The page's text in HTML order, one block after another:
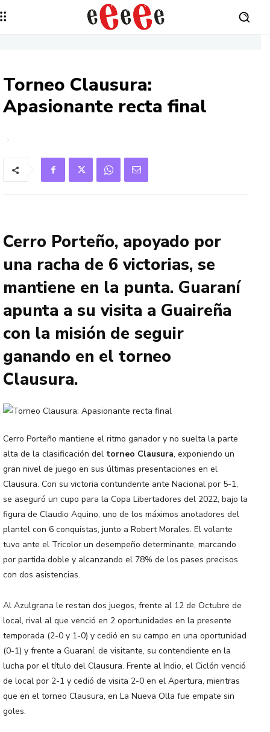
Torneo Clausura:
Apasionante recta final
Cerro Porteño, apoyado por
una racha de 6 victorias, se
mantiene en la punta. Guaraní
apunta a su visita a Guaireña
con la misión de seguir
ganando en el torneo
Clausura.
Cerro Porteño mantiene el ritmo ganador y no suelta la parte
alta de la clasificación del torneo Clausura, exponiendo un
gran nivel de juego en sus últimas presentaciones en el
Clausura. Con su victoria contundente ante Nacional por 5-1,
se aseguró un cupo para la Copa Libertadores del 2022, bajo la
figura de Claudio Aquino, uno de los máximos anotadores del
plantel con 6 conquistas, junto a Robert Morales. El volante
tuvo ante el Tricolor un desempeño determinante, marcando
por partida doble y alcanzando el 78% de los pases precisos
con dos asistencias.
Al Azulgrana le restan dos juegos, frente al 12 de Octubre de
local, rival al que venció en 2 oportunidades en la presente
temporada (2-0 y 1-0) y cedió en su campo en una oportunidad
(0-1) y frente a Guaraní, de visitante, su contendiente en la
lucha por el título del Clausura. Frente al Indio, el Ciclón venció
de local por 2-1 y cedió de visita 2-0 en el Apertura, mientras
que en el torneo Clausura, en La Nueva Olla fue empate sin
goles.